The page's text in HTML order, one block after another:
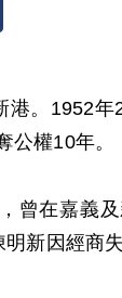
。1952
權10年。
曾在嘉義
新因經商